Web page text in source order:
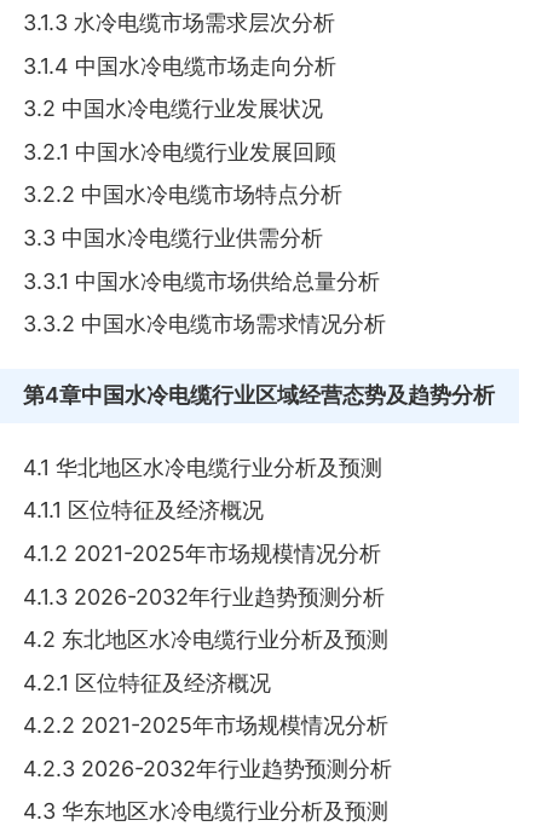
3.1.3 水冷电缆市场需求层次分析
3.1.4 中国水冷电缆市场走向分析
3.2 中国水冷电缆行业发展状况
3.2.1 中国水冷电缆行业发展回顾
3.2.2 中国水冷电缆市场特点分析
3.3 中国水冷电缆行业供需分析
3.3.1 中国水冷电缆市场供给总量分析
3.3.2 中国水冷电缆市场需求情况分析
第4章中国水冷电缆行业区域经营态势及趋势分析
4.1 华北地区水冷电缆行业分析及预测
4.1.1 区位特征及经济概况
4.1.2 2021-2025年市场规模情况分析
4.1.3 2026-2032年行业趋势预测分析
4.2 东北地区水冷电缆行业分析及预测
4.2.1 区位特征及经济概况
4.2.2 2021-2025年市场规模情况分析
4.2.3 2026-2032年行业趋势预测分析
4.3 华东地区水冷电缆行业分析及预测